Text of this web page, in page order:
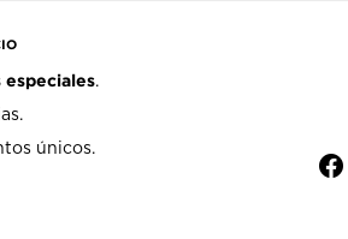
especiales.
únicos.
f